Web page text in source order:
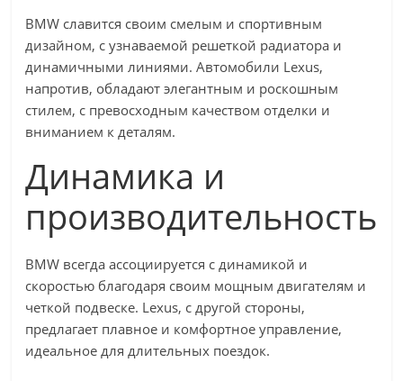
BMW славится своим смелым и спортивным
дизайном, с узнаваемой решеткой радиатора и
динамичными линиями. Автомобили Lexus,
напротив, обладают элегантным и роскошным
стилем, с превосходным качеством отделки и
вниманием к деталям.
Динамика и
производительность
BMW всегда ассоциируется с динамикой и
скоростью благодаря своим мощным двигателям и
четкой подвеске. Lexus, с другой стороны,
предлагает плавное и комфортное управление,
идеальное для длительных поездок.